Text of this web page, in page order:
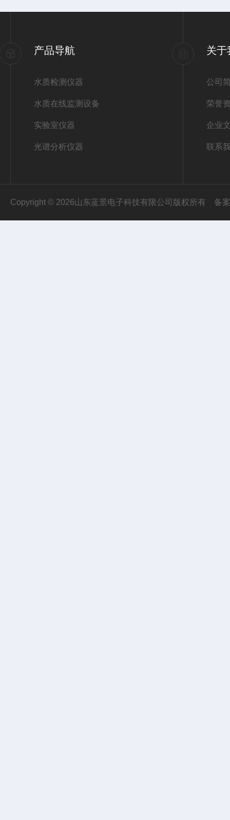
产品导航
水质检测仪器
水质在线监测设备
实验室仪器
光谱分析仪器
关于
公司
荣誉
企业
联系
Copyright © 2026山东蓝景电子科技有限公司版权所有 备